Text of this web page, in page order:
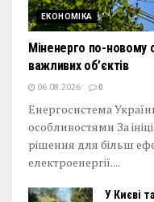
ЕКОНОМІКА
Міненерго по-новому
важливих об’єктів
06.08.2026 0
Енергосистема
особливостями За
рішення для більш
електроенергії....
У Києві